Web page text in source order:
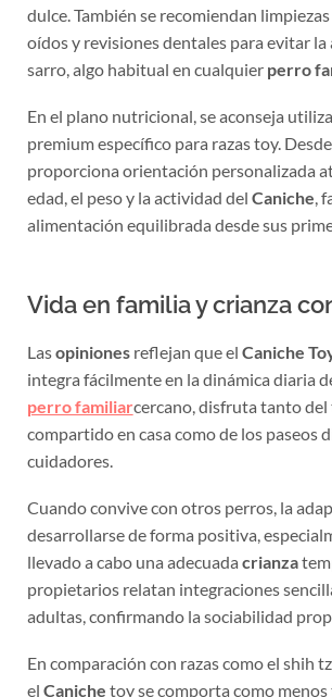
dulce. También se recomiendan
oídos y revisiones dentales para evitar la
sarro, algo habitual en cualquier perro
En el plano nutricional, se aconseja
premium específico para razas toy.
proporciona orientación personalizada
edad, el peso y la actividad del Caniche ,
alimentación equilibrada desde sus
Vida en familia y crianza
Las opiniones reflejan que el Caniche
integra fácilmente en la dinámica diaria
perro familiarcercano, disfruta tanto
compartido en casa como de los paseos
cuidadores.
Cuando convive con otros perros, la
desarrollarse de forma positiva,
llevado a cabo una adecuada crianza
propietarios relatan integraciones
adultas, confirmando la sociabilidad
En comparación con razas como el shih
el Caniche toy se comporta como